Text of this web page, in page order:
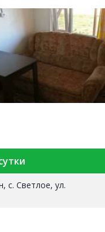
с. Светлое, ул.